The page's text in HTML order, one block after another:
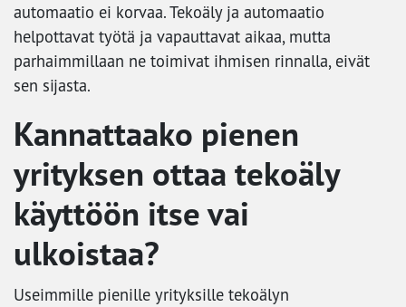
automaatio ei korvaa. Tekoäly ja automaatio
helpottavat työtä ja vapauttavat aikaa, mutta
parhaimmillaan ne toimivat ihmisen rinnalla, eivät
sen sijasta.
Kannattaako pienen
yrityksen ottaa tekoäly
käyttöön itse vai
ulkoistaa?
Useimmille pienille yrityksille tekoälyn